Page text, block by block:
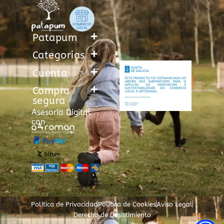
Patapum
Categorias
Cuenta
Compra
segura
Asesoría Digital
con
Política de PrivacidadPolítica de CookiesAviso Legal
Derecho de Desistimiento